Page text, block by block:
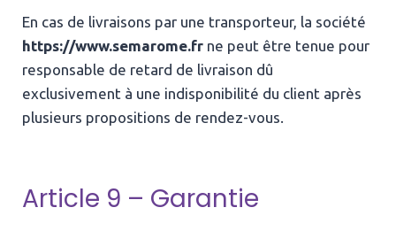
En cas de livraisons par une transporteur, la société
https://www.semarome.fr ne peut être tenue pour
responsable de retard de livraison dû
exclusivement à une indisponibilité du client après
plusieurs propositions de rendez-vous.
Article 9 – Garantie